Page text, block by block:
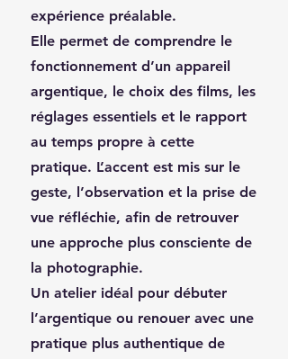
expérience préalable.
Elle permet de comprendre le
fonctionnement d’un appareil
argentique, le choix des films, les
réglages essentiels et le rapport
au temps propre à cette
pratique. L’accent est mis sur le
geste, l’observation et la prise de
vue réfléchie, afin de retrouver
une approche plus consciente de
la photographie.
Un atelier idéal pour débuter
l’argentique ou renouer avec une
pratique plus authentique de